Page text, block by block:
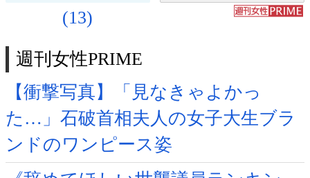
(13)
週刊女性PRIME
【衝撃写真】「見なきゃよかっ
た…」石破首相夫人の女子大生ブラ
ンドのワンピース姿